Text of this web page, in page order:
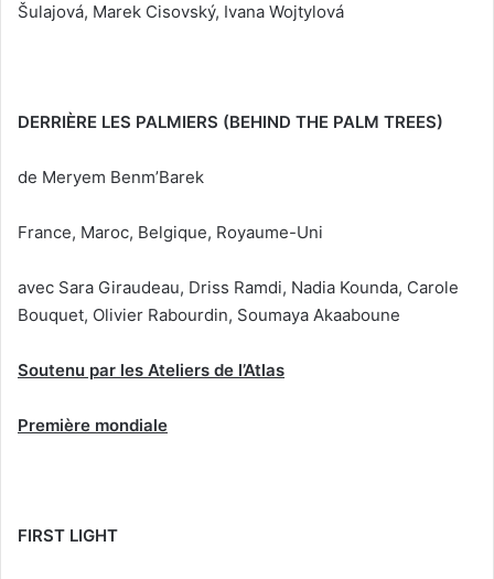
Šulajová, Marek Cisovský, Ivana Wojtylová
DERRIÈRE LES PALMIERS (BEHIND THE PALM TREES)
de Meryem Benm’Barek
France, Maroc, Belgique, Royaume-Uni
avec Sara Giraudeau, Driss Ramdi, Nadia Kounda, Carole
Bouquet, Olivier Rabourdin, Soumaya Akaaboune
Soutenu par les Ateliers de l’Atlas
Première mondiale
FIRST LIGHT